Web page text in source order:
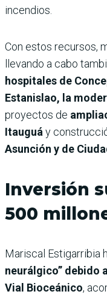
incendios.
Con estos recursos,
llevando a cabo
hospitales de
Estanislao, la
proyectos de
Itauguá y
Asunción y de
Inversión
500
Mariscal Estigarribia
neurálgico” debido
Vial Bioceánico,